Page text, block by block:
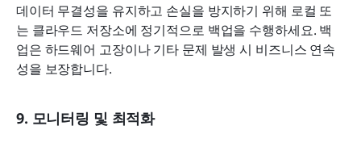
데이터 무결성을 유지하고 손실을 방지하기 위해 로컬 또
는 클라우드 저장소에 정기적으로 백업을 수행하세요. 백
업은 하드웨어 고장이나 기타 문제 발생 시 비즈니스 연속
성을 보장합니다.
9. 모니터링 및 최적화